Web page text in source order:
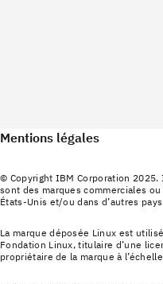
Mentions légales
© Copyright IBM Corporation
sont des marques commerciales
États-Unis et/ou dans d’autres
La marque déposée Linux est
Fondation Linux, titulaire d’une
propriétaire de la marque à